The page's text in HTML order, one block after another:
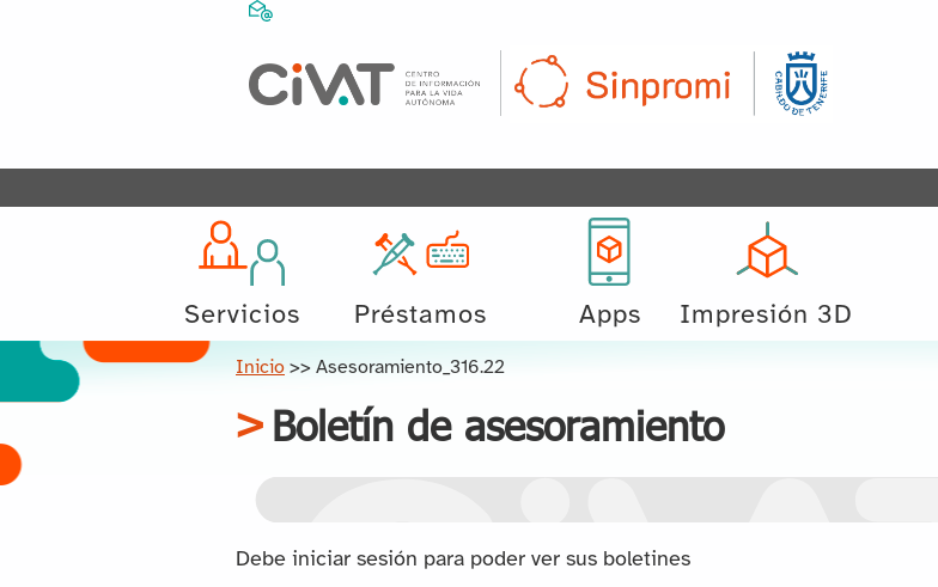
Servicios Préstamos Apps Impresión 3D
Inicio >> Asesoramiento_316.22
Boletín de asesoramiento
Debe iniciar sesión para poder ver sus boletines